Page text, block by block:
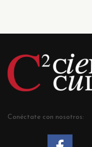
Conéctate con nosotros: